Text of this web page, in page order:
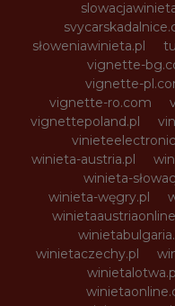
słoweniawinieta.pl
vignette-
vignette-
vignette-ro.com
vignettepoland.pl
winieta-austria.pl
winieta-
winieta-węgry.pl
winietaczechy.pl